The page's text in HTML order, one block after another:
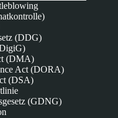
(DDG)
(DMA)
Act (DORA)
(DSA)
(GDNG)